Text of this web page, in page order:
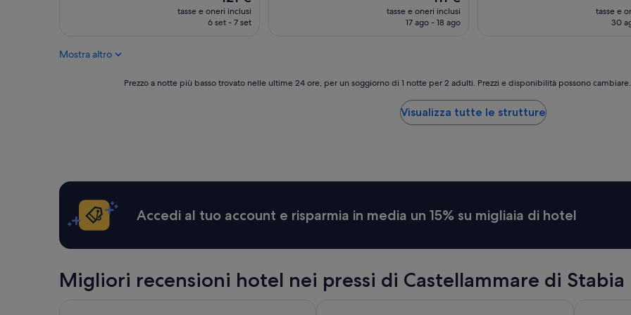
prezzo
attuale
tasse e oneri inclusi
6 set - 7 set
prezzo
attuale
tasse e oneri inclusi
17 ago - 18 ago
tasse e
30
Mostra altro
24
un
soggiorno
di
notte
per
Prezzo a notte più basso trovato nelle ultime 24 ore, per un soggiorno di 1 notte per 2 adulti. Prezzi e disponibilità possono
Visualizza tutte le strutture
Accedi al tuo account e risparmia in media un 15% su migliaia di hotel
Migliori recensioni hotel nei pressi di Castellammare di Stabia